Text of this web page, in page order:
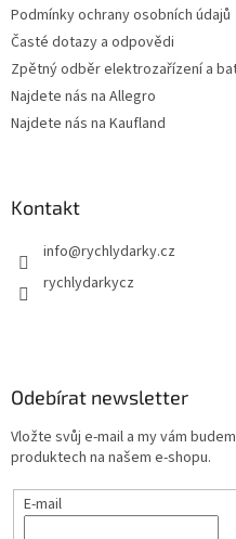
Podmínky ochrany osobních údajů
Časté dotazy a odpovědi
Zpětný odběr elektrozařízení a
Najdete nás na Allegro
Najdete nás na Kaufland
Kontakt
info@rychlydarky.cz
rychlydarkycz
Odebírat newsletter
Vložte svůj e-mail a my vám
produktech na našem e-shopu.
E-mail